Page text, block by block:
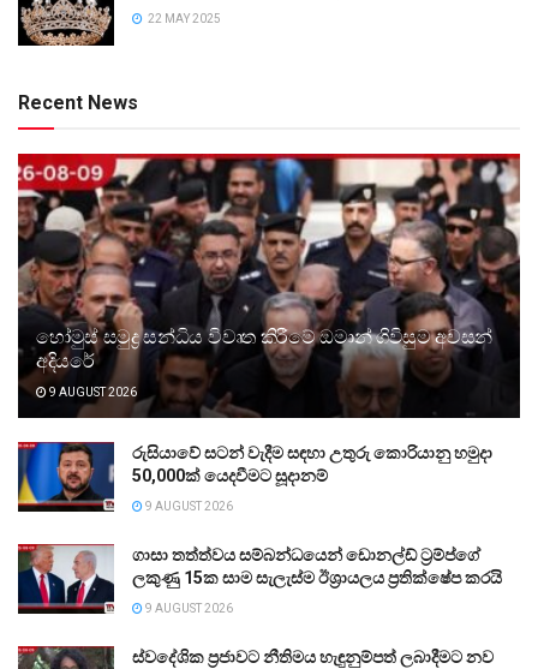
22 MAY 2025
Recent News
හෝමුස් සමුද්‍ර සන්ධිය විවෘත කිරීමේ ඔමාන් ගිවිසුම අවසන්
අදියරේ
9 AUGUST 2026
රුසියාවේ සටන් වැදීම සඳහා උතුරු කොරියානු හමුදා
50,000ක් යෙදවීමට සූදානම්
9 AUGUST 2026
ගාසා තත්ත්වය සම්බන්ධයෙන් ඩොනල්ඩ් ට්‍රම්ප්ගේ
ලකුණු 15ක සාම සැලැස්ම ඊශ්‍රායලය ප්‍රතික්ෂේප කරයි
9 AUGUST 2026
ස්වදේශික ප්‍රජාවට නීතිමය හැඳුනුම්පත් ලබාදීමට නව